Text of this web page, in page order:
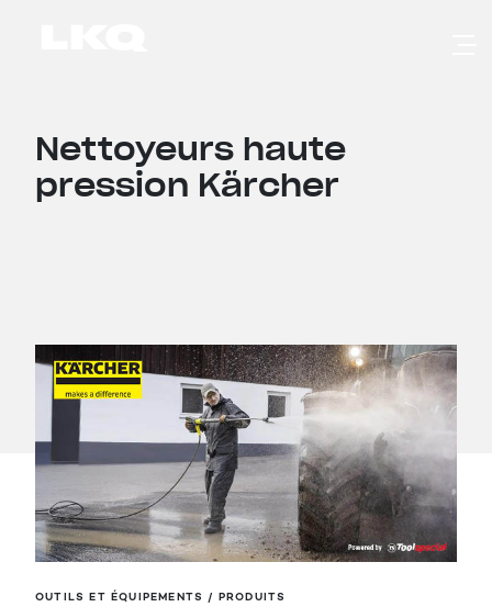
Nettoyeurs haute
pression Kärcher
OUTILS ET ÉQUIPEMENTS / PRODUITS